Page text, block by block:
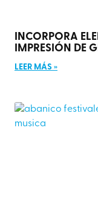
INCORPORA
IMPRESIÓN DE
LEER MÁS »